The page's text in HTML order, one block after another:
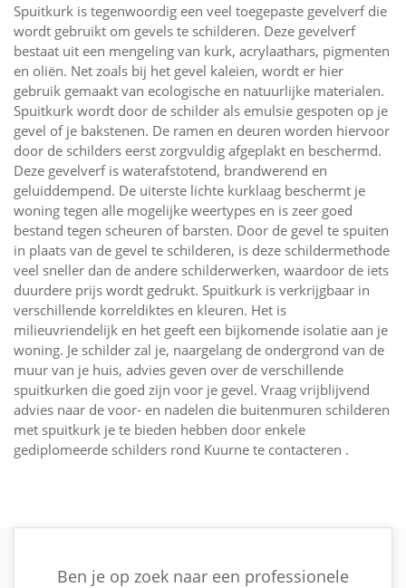
Spuitkurk is tegenwoordig een veel toegepaste gevelverf die
wordt gebruikt om gevels te schilderen. Deze gevelverf
bestaat uit een mengeling van kurk, acrylaathars, pigmenten
en oliën. Net zoals bij het gevel kaleien, wordt er hier
gebruik gemaakt van ecologische en natuurlijke materialen.
Spuitkurk wordt door de schilder als emulsie gespoten op je
gevel of je bakstenen. De ramen en deuren worden hiervoor
door de schilders eerst zorgvuldig afgeplakt en beschermd.
Deze gevelverf is waterafstotend, brandwerend en
geluiddempend. De uiterste lichte kurklaag beschermt je
woning tegen alle mogelijke weertypes en is zeer goed
bestand tegen scheuren of barsten. Door de gevel te spuiten
in plaats van de gevel te schilderen, is deze schildermethode
veel sneller dan de andere schilderwerken, waardoor de iets
duurdere prijs wordt gedrukt. Spuitkurk is verkrijgbaar in
verschillende korreldiktes en kleuren. Het is
milieuvriendelijk en het geeft een bijkomende isolatie aan je
woning. Je schilder zal je, naargelang de ondergrond van de
muur van je huis, advies geven over de verschillende
spuitkurken die goed zijn voor je gevel. Vraag vrijblijvend
advies naar de voor- en nadelen die buitenmuren schilderen
met spuitkurk je te bieden hebben door enkele
gediplomeerde schilders rond Kuurne te contacteren .
Ben je op zoek naar een professionele